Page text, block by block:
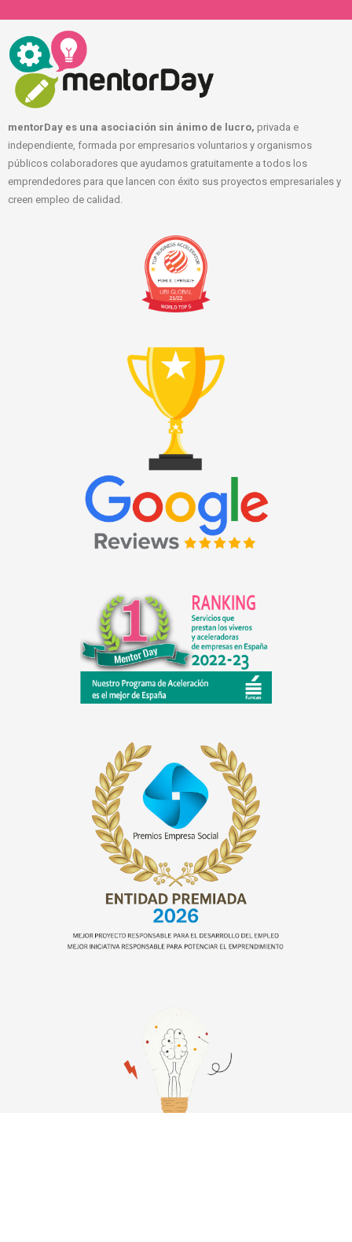
mentorDay es una asociación sin ánimo de lucro, privada e
independiente, formada por empresarios voluntarios y organismos
públicos colaboradores que ayudamos gratuitamente a todos los
emprendedores para que lancen con éxito sus proyectos empresariales y
creen empleo de calidad.